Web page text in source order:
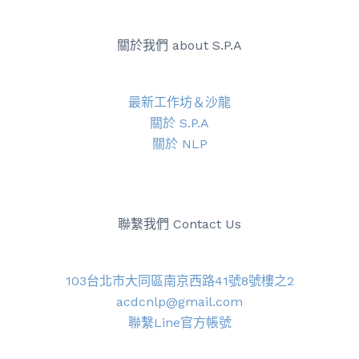
關於我們 about S.P.A
最新工作坊＆沙龍
關於 S.P.A
關於 NLP
聯繫我們 Contact Us
103台北市大同區南京西路41號8號樓之2
acdcnlp@gmail.com
聯繫Line官方帳號